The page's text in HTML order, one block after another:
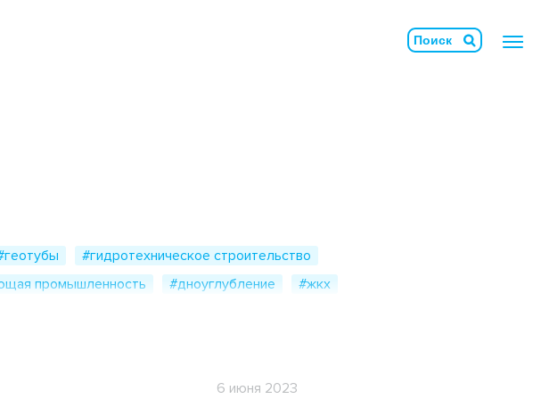
Геомембрана
#гидротехническое строительство
промышленность #дноуглубление
#жкх
6 июня 2023